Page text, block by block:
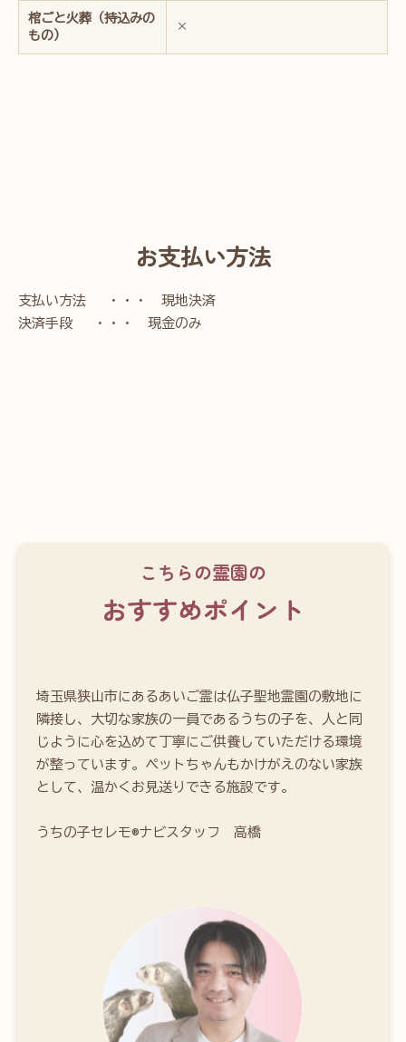
棺ごと火葬（持込みの
もの）
×
お支払い方法
支払い方法 ・・・ 現地決済
決済手段 ・・・ 現金のみ
こちらの霊園の
おすすめポイント
埼玉県狭山市にあるあいご霊は仏子聖地霊園の敷地に
隣接し、大切な家族の一員であるうちの子を、人と同
じように心を込めて丁寧にご供養していただける環境
が整っています。ペットちゃんもかけがえのない家族
として、温かくお見送りできる施設です。
うちの子セレモ®ナビスタッフ　高橋